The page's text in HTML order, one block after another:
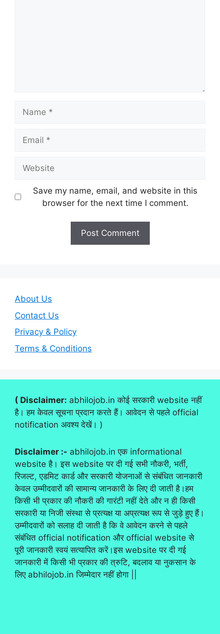
Save my name, email, and website in this
browser for the next time I comment.
About Us
Contact Us
Privacy & Policy
Terms & Conditions
( Disclaimer: abhilojob.in कोई सरकारी website नहीं
है। हम केवल सूचना प्रदान करते हैं। आवेदन से पहले official
notification अवश्य देखें। )
Disclaimer :- abhilojob.in एक informational
website है। इस website पर दी गई सभी नौकरी, भर्ती,
रिजल्ट, एडमिट कार्ड और सरकारी योजनाओं से संबंधित जानकारी
केवल उम्मीदवारों की सामान्य जानकारी के लिए दी जाती है।हम
किसी भी प्रकार की नौकरी की गारंटी नहीं देते और न ही किसी
सरकारी या निजी संस्था से प्रत्यक्ष या अप्रत्यक्ष रूप से जुड़े हुए हैं।
उम्मीदवारों को सलाह दी जाती है कि वे आवेदन करने से पहले
संबंधित official notification और official website से
पूरी जानकारी स्वयं सत्यापित करें।इस website पर दी गई
जानकारी में किसी भी प्रकार की त्रुटि, बदलाव या नुकसान के
लिए abhilojob.in जिम्मेदार नहीं होगा ||